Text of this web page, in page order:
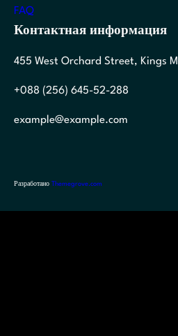
FAQ
Контактная информация
455 West Orchard Street, Kings
+088 (256) 645-52-288
example@example.com
Разработано Themegrove.com